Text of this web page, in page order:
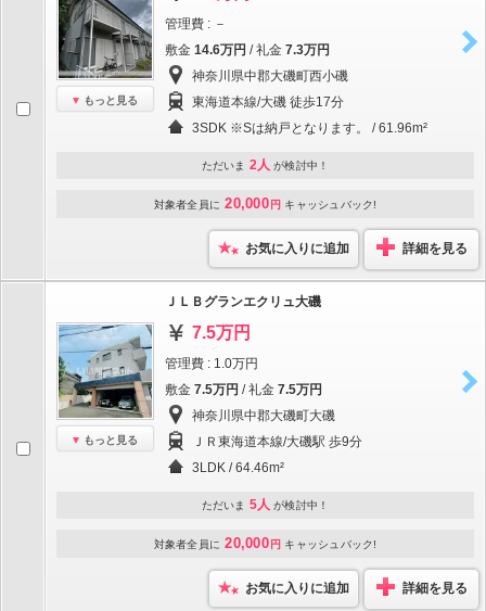
もっと見る
管理費 : －
敷金 14.6万円 / 礼金 7.3万円
神奈川県中郡大磯町西小磯
東海道本線/大磯 徒歩17分
3SDK ※Sは納戸となります。 / 61.96m²
ただいま 2人 が検討中！
対象者全員に 20,000 円 キャッシュバック!
お気に入りに追加 詳細を見る
もっと見る
ＪＬＢグランエクリュ大磯
7.5万円
管理費 : 1.0万円
敷金 7.5万円 / 礼金 7.5万円
神奈川県中郡大磯町大磯
ＪＲ東海道本線/大磯駅 歩9分
3LDK / 64.46m²
ただいま 5人 が検討中！
対象者全員に 20,000 円 キャッシュバック!
お気に入りに追加 詳細を見る